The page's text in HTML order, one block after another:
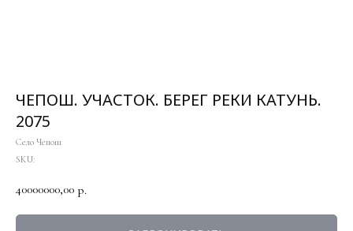
ЧЕПОШ. УЧАСТОК. БЕРЕГ РЕКИ КАТУНЬ.
2075
Село Чепош
SKU:
40000000,00 р.